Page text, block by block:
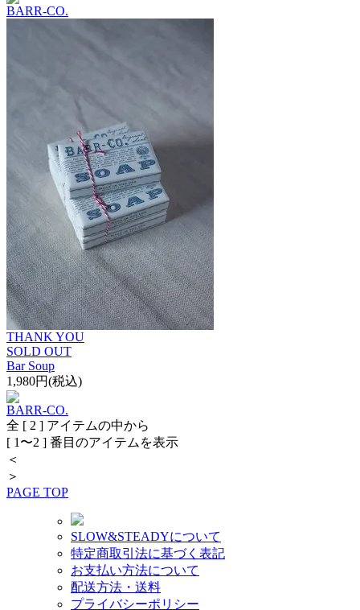
BARR-CO.
THANK YOU
SOLD OUT
Bar Soup
1,980円(税込)
BARR-CO.
全 [ 2 ] アイテムの中から
[ 1〜2 ] 番目のアイテムを表示
＜
＞
PAGE TOP
SLOW&STEADYについて
特定商取引法に基づく表記
お支払い方法について
配送方法・送料
プライバシーポリシー